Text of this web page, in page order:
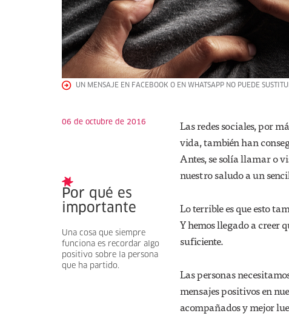
UN MENSAJE EN FACEBOOK O EN WHATSAPP NO PUEDE
06 de octubre de 2016
Por qué es
importante
Una cosa que siempre
funciona es recordar algo
positivo sobre la persona
que ha partido.
Las redes sociales, por
vida, también han
Antes, se solía llamar o
nuestro saludo a un
Lo terrible es que esto
Y hemos llegado a creer
suficiente.
Las personas
mensajes positivos en
acompañados y mejor